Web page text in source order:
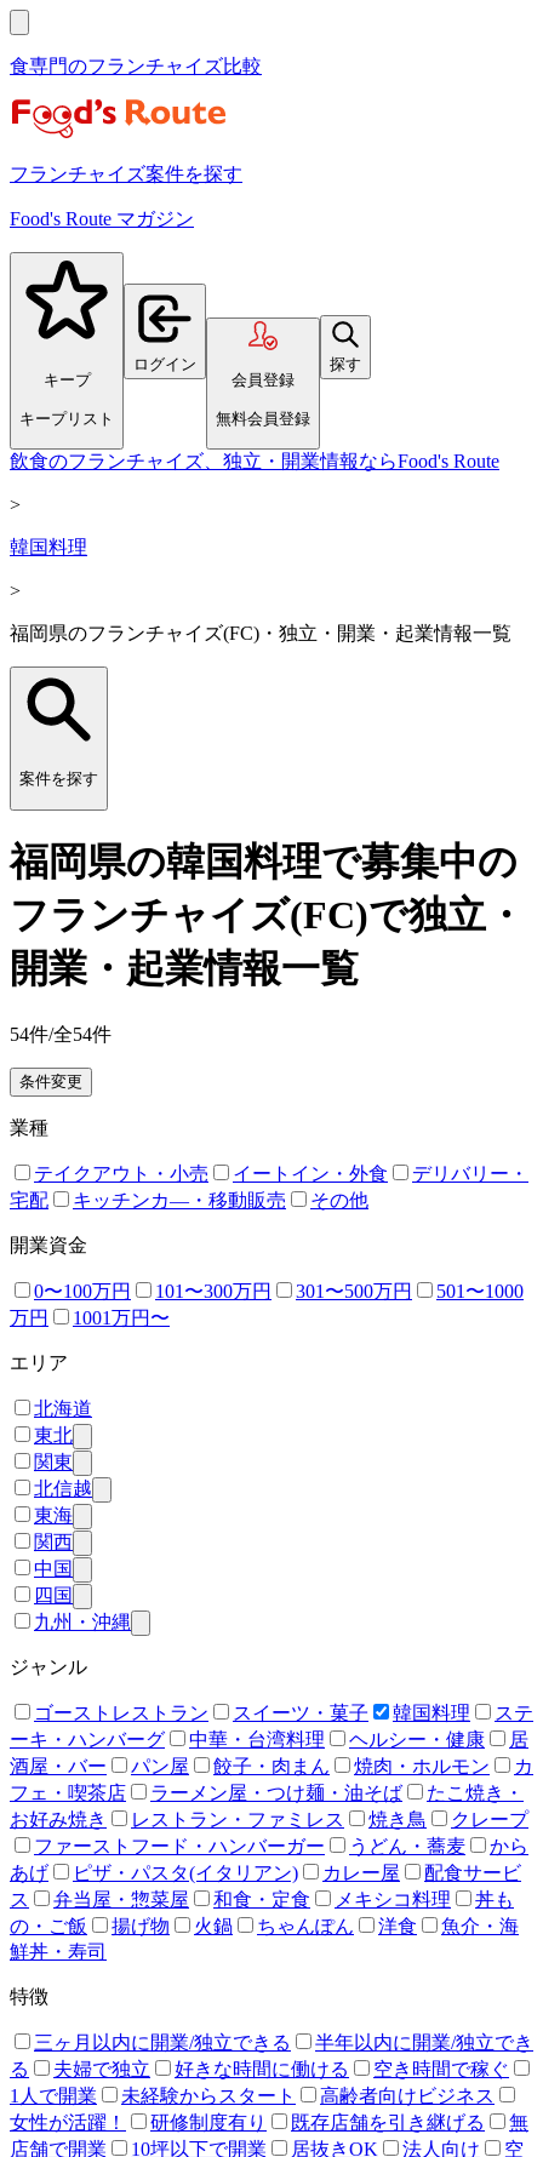
食専門のフランチャイズ比較
フランチャイズ案件を探す
Food's Route マガジン
キープ
キープリスト
ログイン
会員登録
無料会員登録
探す
飲食のフランチャイズ、独立・開業情報ならFood's Route
>
韓国料理
>
福岡県のフランチャイズ(FC)・独立・開業・起業情報一覧
案件を探す
福岡県の韓国料理で募集中の
フランチャイズ(FC)で独立・
開業・起業情報一覧
54件/全54件
条件変更
業種
テイクアウト・小売 イートイン・外食
デリバリー・
宅配
キッチンカ―・移動販売 その他
開業資金
0〜100万円 101〜300万円 301〜500万円
501〜1000
万円
1001万円〜
エリア
北海道
東北
関東
北信越
東海
関西
中国
四国
九州・沖縄
ジャンル
ゴーストレストラン スイーツ・菓子 韓国料理
ステ
ーキ・ハンバーグ
中華・台湾料理 ヘルシー・健康
居
酒屋・バー
パン屋 餃子・肉まん 焼肉・ホルモン
カ
フェ・喫茶店
ラーメン屋・つけ麺・油そば
たこ焼き・
お好み焼き
レストラン・ファミレス 焼き鳥
クレープ
ファーストフード・ハンバーガー
うどん・蕎麦
から
あげ
ピザ・パスタ(イタリアン) カレー屋
配食サービ
ス
弁当屋・惣菜屋 和食・定食 メキシコ料理
丼も
の・ご飯
揚げ物 火鍋 ちゃんぽん 洋食
魚介・海
鮮丼・寿司
特徴
三ヶ月以内に開業/独立できる
半年以内に開業/独立でき
る
夫婦で独立 好きな時間に働ける
空き時間で稼ぐ
1人で開業
未経験からスタート
高齢者向けビジネス
女性が活躍！
研修制度有り 既存店舗を引き継げる
無
店舗で開業
10坪以下で開業 居抜きOK 法人向け
空